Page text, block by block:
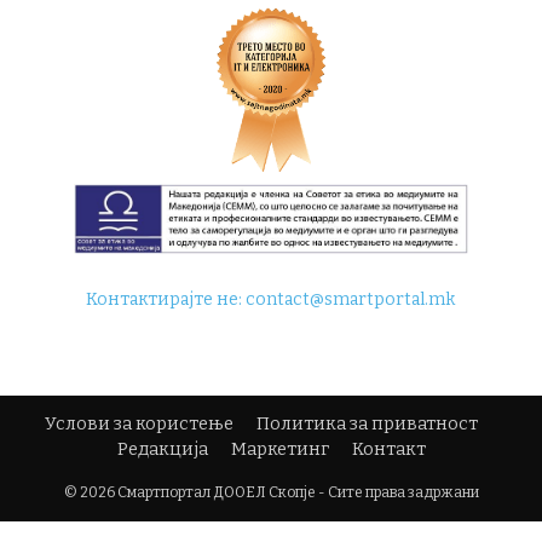
Контактирајте не:contact@smartportal.mk
Услови за користење
Политика за приватност
Редакција
Маркетинг Контакт
© 2026 Смартпортал ДООЕЛ Скопје - Сите права задржани